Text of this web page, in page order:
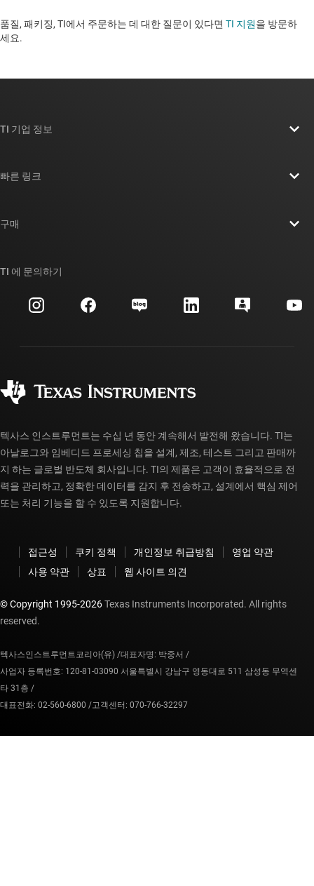
품질, 패키징, TI에서 주문하는 데 대한 질문이 있다면 TI 지원을 방문하
세요. ​​​​​​​​​​​​​​
TI 기업 정보
투자 관계
제조
빠른 링크
대체품 검색
고객 지원 센터
myTI 계정 FAQ
구매
주문 FAQ
TI 에 문의하기
텍사스 인스트루먼트는 수십 년 동안 계속해서 발전해 왔습니다. TI는
아날로그와 임베디드 프로세싱 칩을 설계, 제조, 테스트 그리고 판매까
지 하는 글로벌 반도체 회사입니다. TI의 제품은 고객이 효율적으로 전
력을 관리하고, 정확한 데이터를 감지 후 전송하고, 설계에서 핵심 제어
또는 처리 기능을 할 수 있도록 지원합니다.
접근성 쿠키 정책 개인정보 취급방침
영업 약관
사용 약관
상표 웹 사이트 의견
© Copyright 1995-2026Texas Instruments Incorporated. All rights
reserved.
텍사스인스트루먼트코리아(유) /대표자명: 박중서 /
사업자 등록번호: 120-81-03090 서울특별시 강남구 영동대로 511 삼성동 무역센
타 31층 /
대표전화: 02-560-6800 /고객센터: 070-766-32297